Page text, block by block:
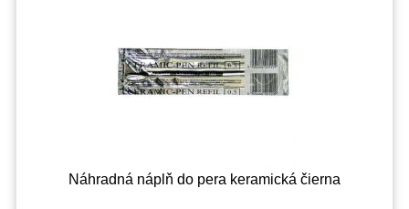
Náhradná náplň do pera keramická čierna